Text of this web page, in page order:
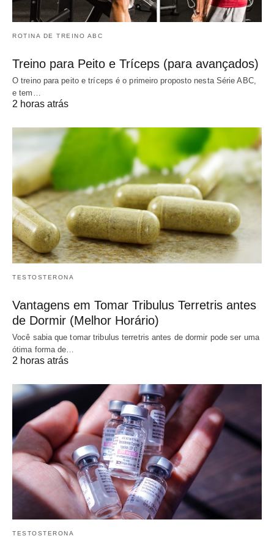
ROTINA DE TREINO ABC
Treino para Peito e Tríceps (para avançados)
O treino para peito e tríceps é o primeiro proposto nesta Série ABC,
e tem…
2 horas atrás
TESTOSTERONA
Vantagens em Tomar Tribulus Terretris antes
de Dormir (Melhor Horário)
Você sabia que tomar tribulus terretris antes de dormir pode ser uma
ótima forma de…
2 horas atrás
TESTOSTERONA